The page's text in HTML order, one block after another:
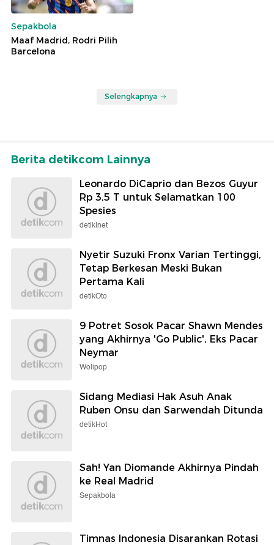
Sepakbola
Maaf Madrid, Rodri Pilih
Barcelona
Selengkapnya
Berita detikcom Lainnya
Leonardo DiCaprio dan Bezos Guyur
Rp 3,5 T untuk Selamatkan 100
Spesies
detikInet
Nyetir Suzuki Fronx Varian Tertinggi,
Tetap Berkesan Meski Bukan
Pertama Kali
detikOto
9 Potret Sosok Pacar Shawn Mendes
yang Akhirnya 'Go Public', Eks Pacar
Neymar
Wolipop
Sidang Mediasi Hak Asuh Anak
Ruben Onsu dan Sarwendah Ditunda
detikHot
Sah! Yan Diomande Akhirnya Pindah
ke Real Madrid
Sepakbola
Timnas Indonesia Disarankan Rotasi